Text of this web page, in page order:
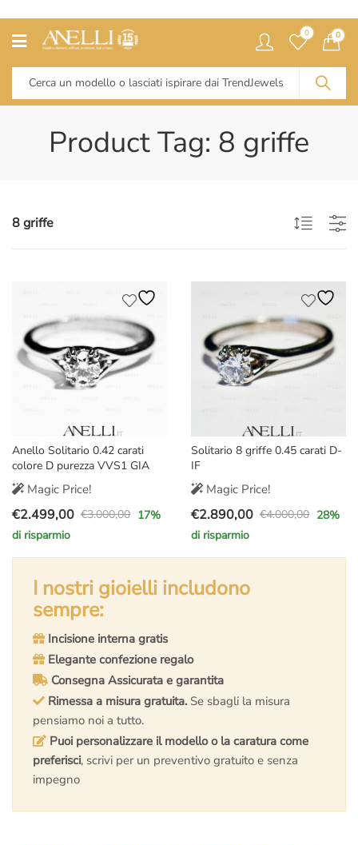
0 0
Product Tag: 8 griffe
8 griffe
Anello Solitario 0.42 carati
colore D purezza VVS1 GIA
Magic Price!
€3.000,00
Il
prezzo
originale
€3.000,00.
€2.499,00
Il
prezzo
attuale
€2.499,00.
17%
di risparmio
Solitario 8 griffe 0.45 carati D-
IF
Magic Price!
€4.000,00
Il
prezzo
originale
era:
€2.890,00
Il
prezzo
attuale
è:
28%
di risparmio
I nostri gioielli includono
sempre:
Incisione interna gratis
Elegante confezione regalo
Consegna Assicurata e garantita
Rimessa a misura gratuita. Se sbagli la misura
pensiamo noi a tutto.
Puoi personalizzare il modello o la caratura come
preferisci, scrivi per un preventivo gratuito e senza
impegno